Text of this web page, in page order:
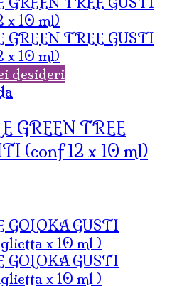
desideri
GREEN TREE
(conf 12 x 10 ml)